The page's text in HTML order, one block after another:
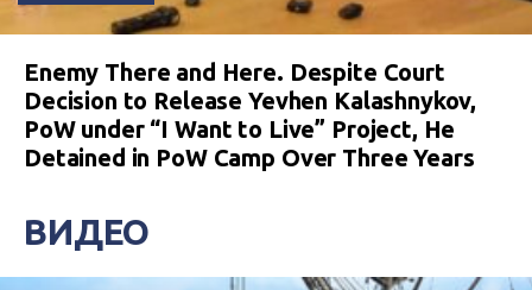
Enemy There and Here. Despite Court
Decision to Release Yevhen Kalashnykov,
PoW under “I Want to Live” Project, He
Detained in PoW Camp Over Three Years
ВИДЕО